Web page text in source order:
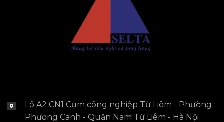
Lô A2 CN1 Cụm công nghiệp Từ Liêm - Phường
Phương Canh - Quận Nam Từ Liêm - Hà Nội